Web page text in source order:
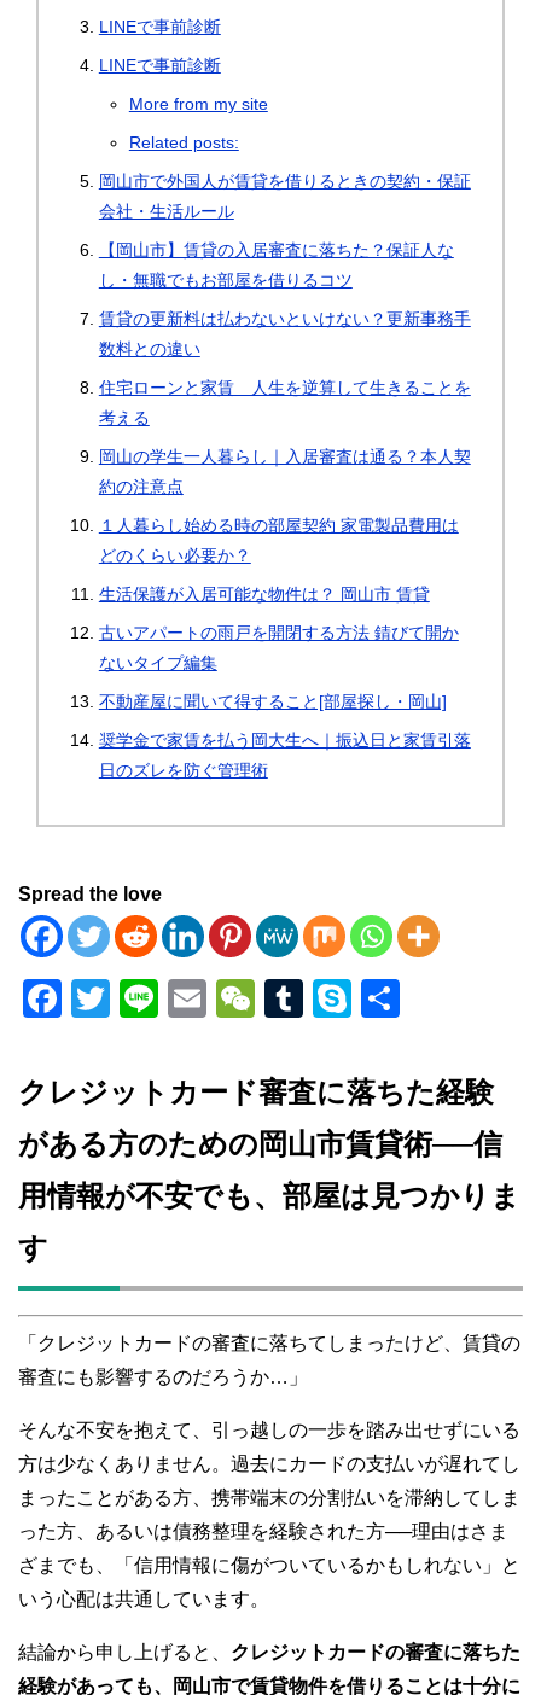
LINEで事前診断
LINEで事前診断
More from my site
Related posts:
岡山市で外国人が賃貸を借りるときの契約・保証
会社・生活ルール
【岡山市】賃貸の入居審査に落ちた？保証人な
し・無職でもお部屋を借りるコツ
賃貸の更新料は払わないといけない？更新事務手
数料との違い
住宅ローンと家賃 人生を逆算して生きることを
考える
岡山の学生一人暮らし｜入居審査は通る？本人契
約の注意点
１人暮らし始める時の部屋契約 家電製品費用は
どのくらい必要か？
生活保護が入居可能な物件は？ 岡山市 賃貸
古いアパートの雨戸を開閉する方法 錆びて開か
ないタイプ編集
不動産屋に聞いて得すること[部屋探し・岡山]
奨学金で家賃を払う岡大生へ｜振込日と家賃引落
日のズレを防ぐ管理術
Spread the love
F
e
b
o
T
tt
er
Li
e
E
ail
W
C
h
at
T
m
bl
r
S
p
e
クレジットカード審査に落ちた経験
がある方のための岡山市賃貸術──信
用情報が不安でも、部屋は見つかりま
す
「クレジットカードの審査に落ちてしまったけど、賃貸の
審査にも影響するのだろうか…」
そんな不安を抱えて、引っ越しの一歩を踏み出せずにいる
方は少なくありません。過去にカードの支払いが遅れてし
まったことがある方、携帯端末の分割払いを滞納してしま
った方、あるいは債務整理を経験された方──理由はさま
ざまでも、「信用情報に傷がついているかもしれない」と
いう心配は共通しています。
結論から申し上げると、 クレジットカードの審査に落ちた
経験があっても、岡山市で賃貸物件を借りることは十分に